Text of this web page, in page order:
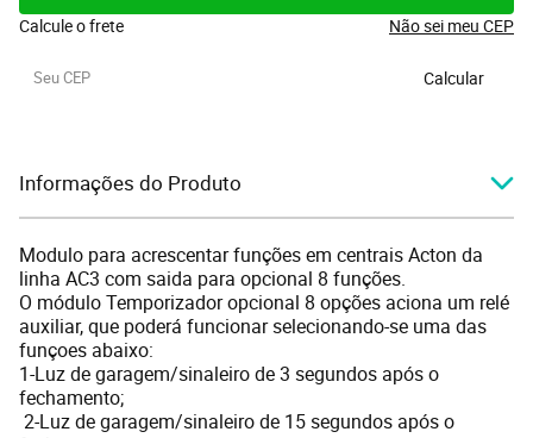
Calcule o frete Não sei meu CEP
Calcular
Informações do Produto
Modulo para acrescentar funções em centrais Acton da
linha AC3 com saida para opcional 8 funções.
O módulo Temporizador opcional 8 opções aciona um relé
auxiliar, que poderá funcionar selecionando-se uma das
funçoes abaixo:
1-Luz de garagem/sinaleiro de 3 segundos após o
fechamento;
2-Luz de garagem/sinaleiro de 15 segundos após o